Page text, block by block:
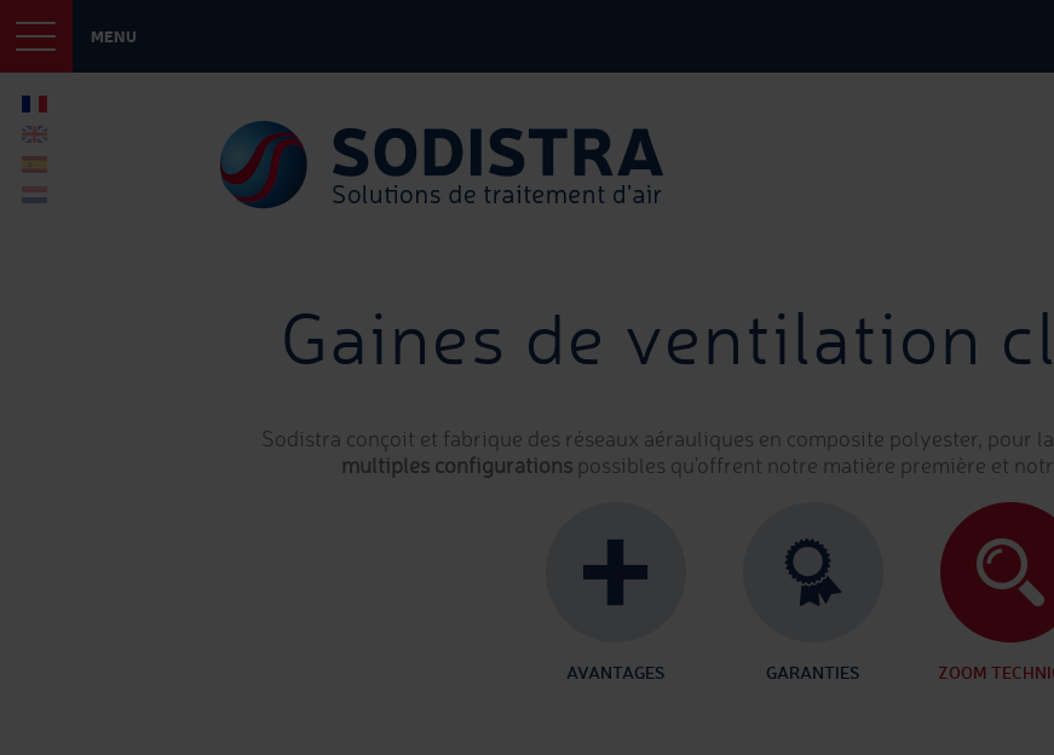
MENU
Gaines de ventilation
Sodistra conçoit et fabrique des réseaux aérauliques en composite polyester, pour la
multiples configurationspossibles qu'offrent notre matière première et
AVANTAGES GARANTIES ZOOM